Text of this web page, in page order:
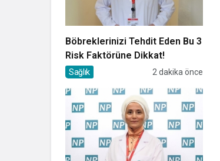
Böbreklerinizi Tehdit Eden Bu 3
Risk Faktörüne Dikkat!
Sağlık 2 dakika önce